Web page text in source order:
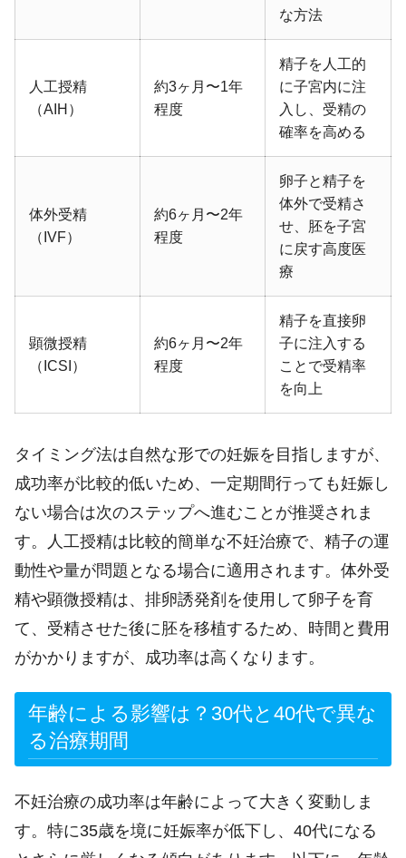
な方法
人工授精
（AIH）
約3ヶ月〜1年
程度
精子を人工的
に子宮内に注
入し、受精の
確率を高める
体外受精
（IVF）
約6ヶ月〜2年
程度
卵子と精子を
体外で受精さ
せ、胚を子宮
に戻す高度医
療
顕微授精
（ICSI）
約6ヶ月〜2年
程度
精子を直接卵
子に注入する
ことで受精率
を向上
タイミング法は自然な形での妊娠を目指しますが、
成功率が比較的低いため、一定期間行っても妊娠し
ない場合は次のステップへ進むことが推奨されま
す。人工授精は比較的簡単な不妊治療で、精子の運
動性や量が問題となる場合に適用されます。体外受
精や顕微授精は、排卵誘発剤を使用して卵子を育
て、受精させた後に胚を移植するため、時間と費用
がかかりますが、成功率は高くなります。
年齢による影響は？30代と40代で異な
る治療期間
不妊治療の成功率は年齢によって大きく変動しま
す。特に35歳を境に妊娠率が低下し、40代になる